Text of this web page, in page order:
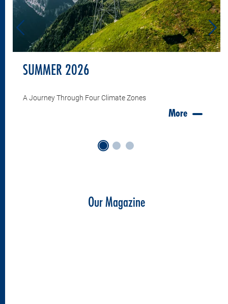
SUMMER 2026
A Journey Through Four Climate Zones
More
Our Magazine